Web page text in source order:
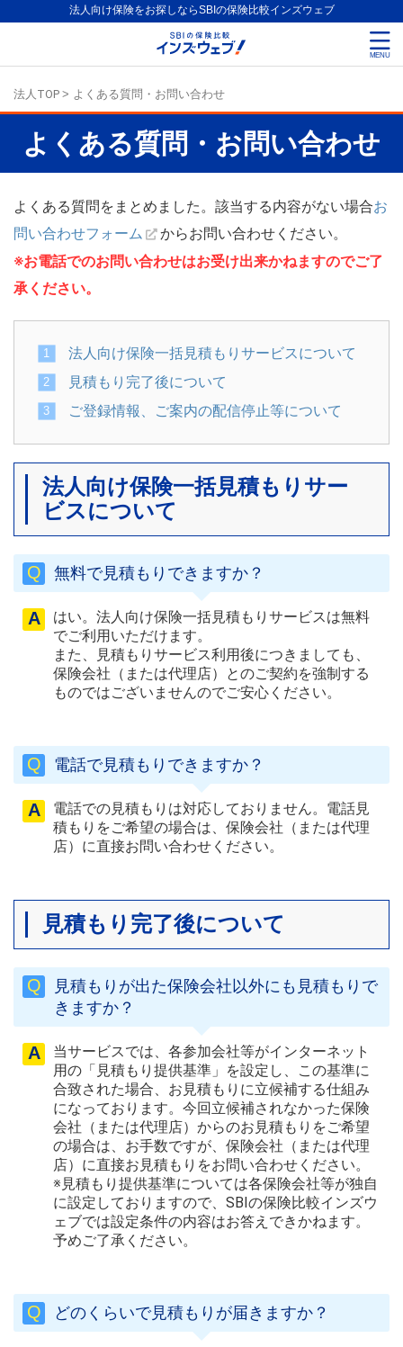
法人向け保険をお探しならSBIの保険比較インズウェブ
法人TOP > よくある質問・お問い合わせ
よくある質問・お問い合わせ
よくある質問をまとめました。該当する内容がない場合お
問い合わせフォーム
からお問い合わせください。
※お電話でのお問い合わせはお受け出来かねますのでご了
承ください。
法人向け保険一括見積もりサービスについて
見積もり完了後について
ご登録情報、ご案内の配信停止等について
法人向け保険一括見積もりサー
ビスについて
無料で見積もりできますか？
はい。法人向け保険一括見積もりサービスは無料
でご利用いただけます。
また、見積もりサービス利用後につきましても、
保険会社（または代理店）とのご契約を強制する
ものではございませんのでご安心ください。
電話で見積もりできますか？
電話での見積もりは対応しておりません。電話見
積もりをご希望の場合は、保険会社（または代理
店）に直接お問い合わせください。
見積もり完了後について
見積もりが出た保険会社以外にも見積もりで
きますか？
当サービスでは、各参加会社等がインターネット
用の「見積もり提供基準」を設定し、この基準に
合致された場合、お見積もりに立候補する仕組み
になっております。今回立候補されなかった保険
会社（または代理店）からのお見積もりをご希望
の場合は、お手数ですが、保険会社（または代理
店）に直接お見積もりをお問い合わせください。
※見積もり提供基準については各保険会社等が独自
に設定しておりますので、SBIの保険比較インズウ
ェブでは設定条件の内容はお答えできかねます。
予めご了承ください。
どのくらいで見積もりが届きますか？